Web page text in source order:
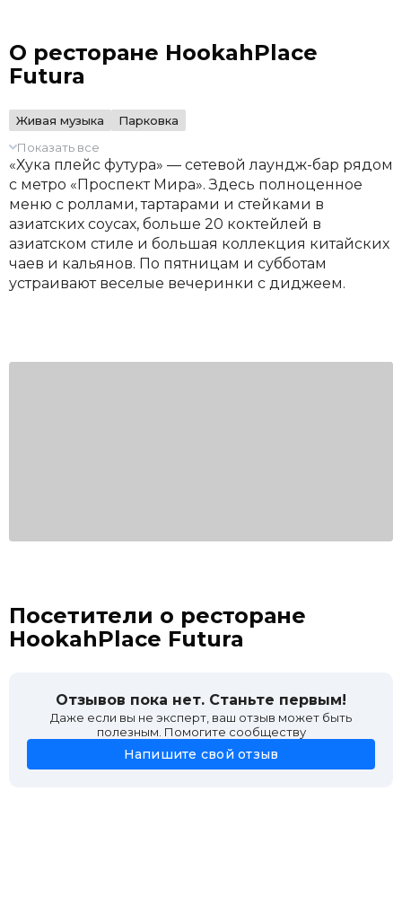
О ресторане HookahPlace
Futura
Живая музыка
Парковка
Показать все
«Хука плейс футура» — сетевой лаундж-бар рядом
с метро «Проспект Мира». Здесь полноценное
меню с роллами, тартарами и стейками в
азиатских соусах, больше 20 коктейлей в
азиатском стиле и большая коллекция китайских
чаев и кальянов. По пятницам и субботам
устраивают веселые вечеринки с диджеем.
Посетители о ресторане
HookahPlace Futura
Отзывов пока нет. Станьте первым!
Даже если вы не эксперт, ваш отзыв может быть
полезным. Помогите сообществу
Напишите свой отзыв